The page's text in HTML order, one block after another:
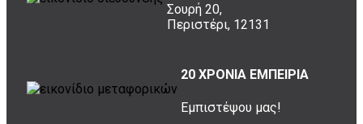
Σουρή 20,
Περιστέρι, 12131
20 ΧΡΟΝΙΑ ΕΜΠΕΙΡΙΑ
Εμπιστέψου μας!